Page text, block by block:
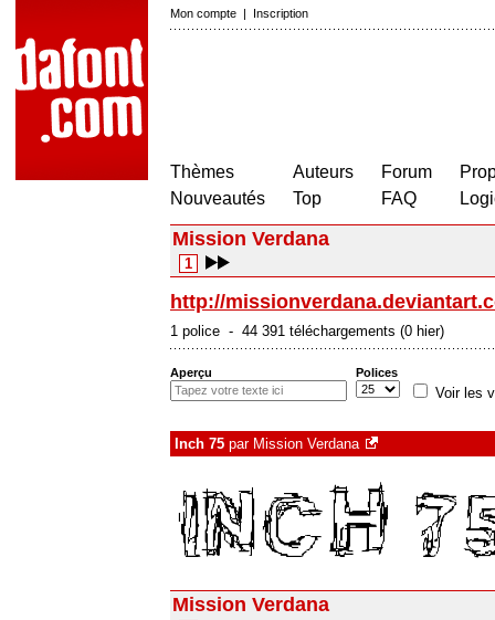
Mon compte | Inscription
Thèmes
Nouveautés
Auteurs
Top
Forum
FAQ
Mission Verdana
1
http://
1 police - 44 391 téléchargements (0 hier)
Aperçu Polices
Voir les
Inch 75 par Mission Verdana
Mission Verdana